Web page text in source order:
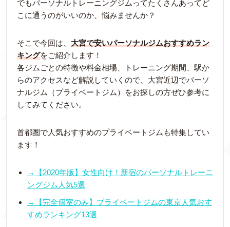
でもパーソナルトレーニングジムってたくさんあってど
こに通うのがいいのか、悩みませんか？
そこで今回は、 大宮で安いパーソナルジムおすすめラン
キングをご紹介します！
各ジムごとの特徴や料金相場、トレーニング期間、駅か
らのアクセスなど解説していくので、大宮近辺でパーソ
ナルジム（プライベートジム）をお探しの方ぜひ参考に
してみてください。
首都圏で人気おすすめのプライベートジムも特集してい
ます！
→【2020年版】女性向け！新宿のパーソナルトレーニ
ングジム人気5選
→【完全個室のみ】プライベートジムの東京人気おす
すめランキング13選